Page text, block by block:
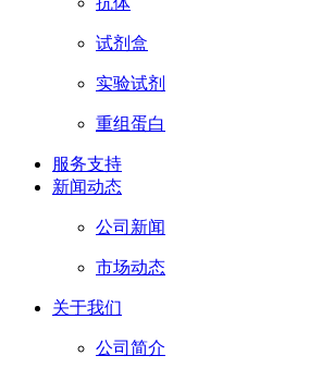
试剂盒
实验试剂
重组蛋白
服务支持
新闻动态
公司新闻
市场动态
关于我们
公司简介